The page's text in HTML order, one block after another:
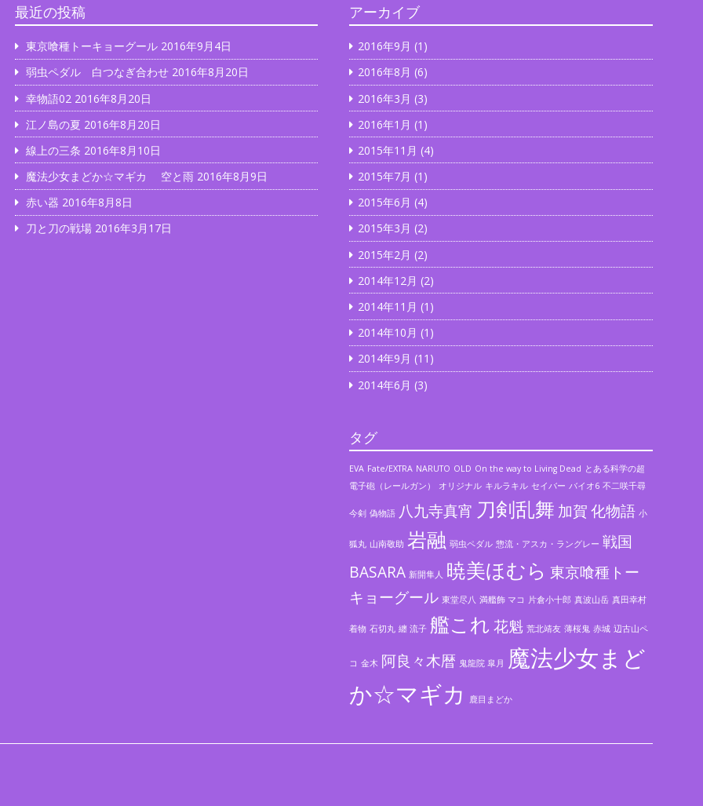
最近の投稿
東京喰種トーキョーグール 2016年9月4日
弱虫ペダル 白つなぎ合わせ 2016年8月20日
幸物語02 2016年8月20日
江ノ島の夏 2016年8月20日
線上の三条 2016年8月10日
魔法少女まどか☆マギカ 空と雨 2016年8月9日
赤い器 2016年8月8日
刀と刀の戦場 2016年3月17日
アーカイブ
2016年9月 (1)
2016年8月 (6)
2016年3月 (3)
2016年1月 (1)
2015年11月 (4)
2015年7月 (1)
2015年6月 (4)
2015年3月 (2)
2015年2月 (2)
2014年12月 (2)
2014年11月 (1)
2014年10月 (1)
2014年9月 (11)
2014年6月 (3)
タグ
EVA Fate/EXTRA NARUTO OLD On the way to Living Dead とある科学の超
電子砲（レールガン）
オリジナル キルラキル セイバー バイオ6 不二咲千尋
今剣 偽物語 八九寺真宵 刀剣乱舞 加賀 化物語 小
狐丸 山南敬助 岩融 弱虫ペダル 惣流・アスカ・ラングレー 戦国
BASARA 新開隼人 暁美ほむら 東京喰種トー
キョーグール 東堂尽八 満艦飾 マコ 片倉小十郎 真波山岳 真田幸村
着物 石切丸 纏 流子 艦これ 花魁 荒北靖友 薄桜鬼 赤城 辺古山ペ
コ 金木 阿良々木暦 鬼龍院 皐月 魔法少女まど
か☆マギカ
鹿目まどか